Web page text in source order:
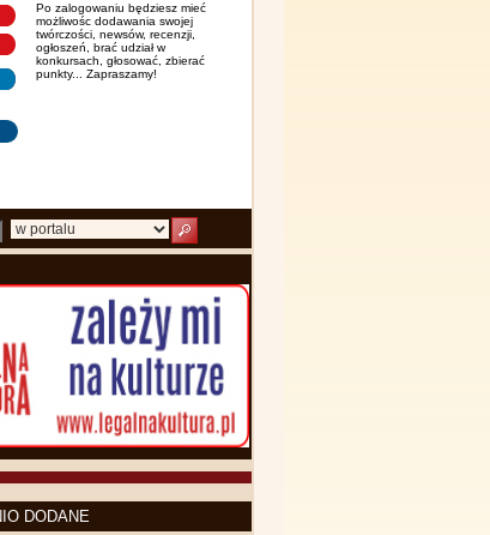
Po zalogowaniu będziesz mieć
możliwośc dodawania swojej
twórczości, newsów, recenzji,
ogłoszeń, brać udział w
konkursach, głosować, zbierać
punkty... Zapraszamy!
DODANE